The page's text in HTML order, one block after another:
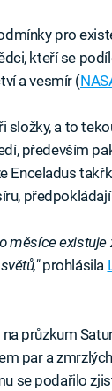
pro
kteří se
a vesmír (
a to
především
Enceladus
předpokládají
měsíce
prohlásila
průzkum
par a
se podařilo